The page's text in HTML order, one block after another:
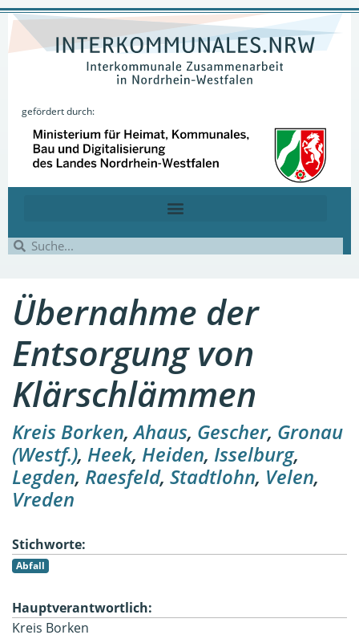
gefördert durch:
Übernahme der
Entsorgung von
Klärschlämmen
Kreis Borken,Ahaus, Gescher, Gronau
(Westf.), Heek, Heiden, Isselburg,
Legden, Raesfeld, Stadtlohn, Velen,
Vreden
Stichworte:
Abfall
Hauptverantwortlich:
Kreis Borken